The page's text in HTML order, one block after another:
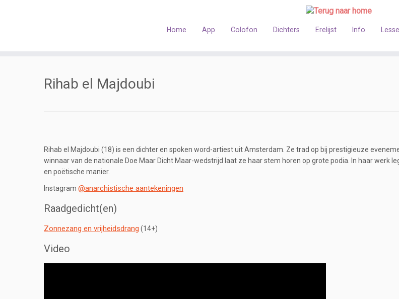
Home App Colofon Dichters Erelijst Info
Rihab el Majdoubi
Rihab el Majdoubi (18) is een dichter en spoken word-artiest uit Amsterdam. Ze trad op bij prestigieuze
winnaar van de nationale Doe Maar Dicht Maar-wedstrijd laat ze haar stem horen op grote podia. In haar werk
en poëtische manier.
Instagram @anarchistische aantekeningen
Raadgedicht(en)
Zonnezang en vrijheidsdrang (14+)
Video